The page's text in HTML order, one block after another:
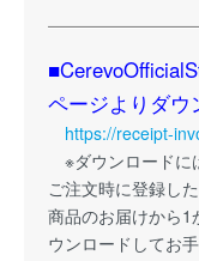
ページよりダウ
https://receipt-
※ダウンロードに
ご注文時に登録した
商品のお届けから1
ウンロードしてお